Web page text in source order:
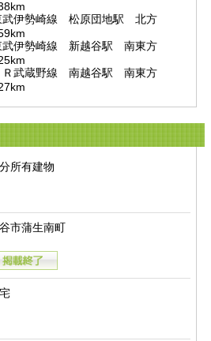
所有建物
市蒲生南町